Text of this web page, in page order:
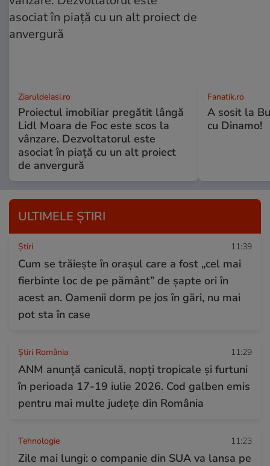
ZiaruldeIasi.ro
Proiectul imobiliar pregătit lângă
Lidl Moara de Foc este scos la
vânzare. Dezvoltatorul este
asociat în piață cu un alt proiect
de anvergură
Fanatik.ro
A sosit la
cu Dinamo!
ULTIMELE ȘTIRI
Ştiri 11:39
Cum se trăiește în orașul care a fost „cel mai
fierbinte loc de pe pământ” de șapte ori în
acest an. Oamenii dorm pe jos în gări, nu mai
pot sta în case
Știri România 11:29
ANM anunță caniculă, nopți tropicale și furtuni
în perioada 17-19 iulie 2026. Cod galben emis
pentru mai multe județe din România
Tehnologie 11:23
Zile mai lungi: o companie din SUA va lansa pe